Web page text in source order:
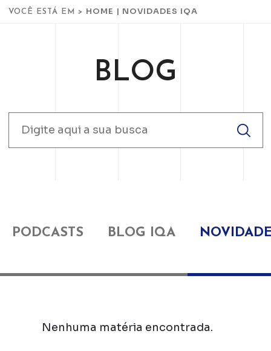
VOCÊ ESTÁ EM > HOME | NOVIDADES IQA
BLOG
PODCASTS BLOG IQA
Nenhuma matéria encontrada.